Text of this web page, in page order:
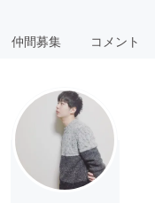
仲間募集 コメント